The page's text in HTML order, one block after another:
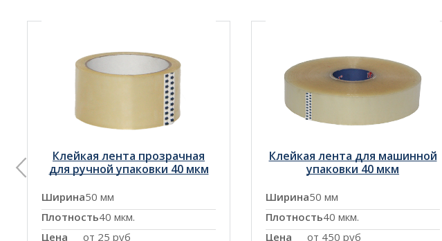
Клейкая лента прозрачная
для ручной упаковки 40 мкм
Ширина50 мм
Плотность40 мкм.
Цена
от 25 руб
Клейкая лента для машинной
упаковки 40 мкм
Ширина50 мм
Плотность40 мкм.
Цена
от 450 руб